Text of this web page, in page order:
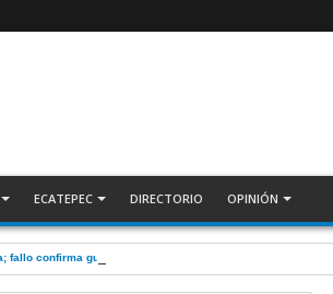
ECATEPEC DIRECTORIO OPINIÓN
confirma guerra sucia: Octavio Martínez INFORMATIVA